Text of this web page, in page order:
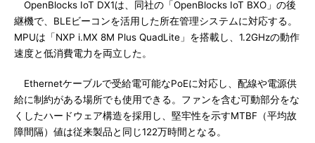
OpenBlocks IoT DX1は、同社の「OpenBlocks IoT BXO」の後
継機で、BLEビーコンを活用した所在管理システムに対応する。
MPUは「NXP i.MX 8M Plus QuadLite」を搭載し、1.2GHzの動作
速度と低消費電力を両立した。
Ethernetケーブルで受給電可能なPoEに対応し、配線や電源供
給に制約がある場所でも使用できる。ファンを含む可動部分をな
くしたハードウェア構造を採用し、堅牢性を示すMTBF（平均故
障間隔）値は従来製品と同じ122万時間となる。